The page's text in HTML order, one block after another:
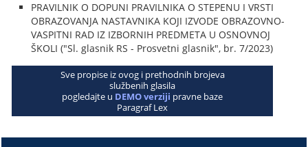
PRAVILNIK O DOPUNI PRAVILNIKA O STEPENU I VRSTI
OBRAZOVANJA NASTAVNIKA KOJI IZVODE OBRAZOVNO-
VASPITNI RAD IZ IZBORNIH PREDMETA U OSNOVNOJ
ŠKOLI ("Sl. glasnik RS - Prosvetni glasnik", br. 7/2023)
Sve propise iz ovog i prethodnih brojeva
službenih glasila
pogledajte u DEMO verziji pravne baze
Paragraf Lex